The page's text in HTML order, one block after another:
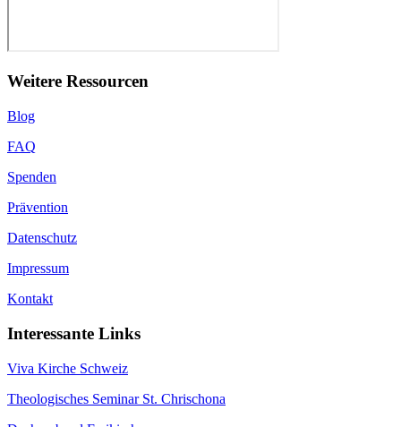
Weitere Ressourcen
Blog
FAQ
Spenden
Prävention
Datenschutz
Impressum
Kontakt
Interessante Links
Viva Kirche Schweiz
Theologisches Seminar St. Chrischona